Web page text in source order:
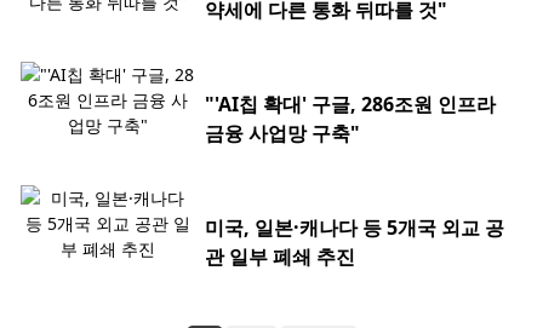
약세에 다른 통화 뒤따를 것"
"'AI칩 확대' 구글, 286조원 인프라
금융 사업망 구축"
미국, 일본·캐나다 등 5개국 외교 공
관 일부 폐쇄 추진